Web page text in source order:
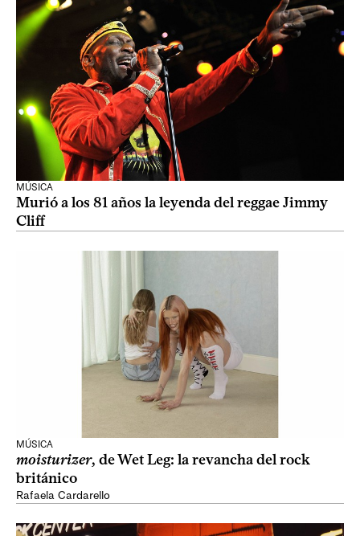
MÚSICA
Murió a los 81 años la leyenda del reggae Jimmy
Cliff
MÚSICA
moisturizer, de Wet Leg: la revancha del rock
británico
Rafaela Cardarello